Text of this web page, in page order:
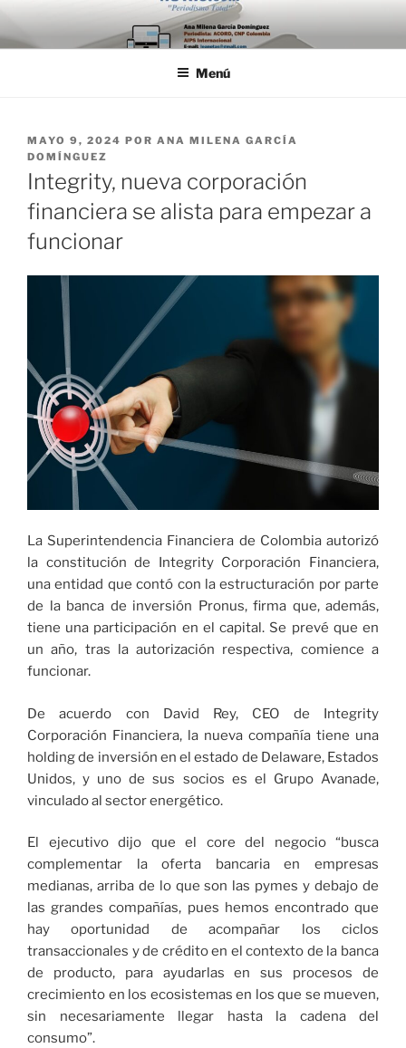
Saltar
al
contenido
Menú
PUBLICADO
EL
MAYO 9, 2024 POR ANA MILENA GARCÍA
DOMÍNGUEZ
Integrity, nueva corporación
financiera se alista para empezar a
funcionar
La Superintendencia Financiera de Colombia autorizó
la constitución de Integrity Corporación Financiera,
una entidad que contó con la estructuración por parte
de la banca de inversión Pronus, firma que, además,
tiene una participación en el capital. Se prevé que en
un año, tras la autorización respectiva, comience a
funcionar.
De acuerdo con David Rey, CEO de Integrity
Corporación Financiera, la nueva compañía tiene una
holding de inversión en el estado de Delaware, Estados
Unidos, y uno de sus socios es el Grupo Avanade,
vinculado al sector energético.
El ejecutivo dijo que el core del negocio “busca
complementar la oferta bancaria en empresas
medianas, arriba de lo que son las pymes y debajo de
las grandes compañías, pues hemos encontrado que
hay oportunidad de acompañar los ciclos
transaccionales y de crédito en el contexto de la banca
de producto, para ayudarlas en sus procesos de
crecimiento en los ecosistemas en los que se mueven,
sin necesariamente llegar hasta la cadena del
consumo”.